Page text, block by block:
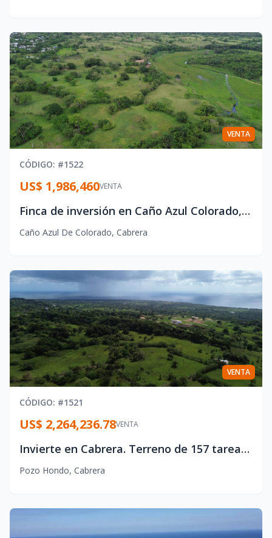
VENTA
CÓDIGO: #1522
VENTA
US$ 1,986,460
Finca de inversión en Caño Azul Colorado, Cabrera
Caño Azul De Colorado, Cabrera
VENTA
CÓDIGO: #1521
VENTA
US$ 2,264,236.78
Invierte en Cabrera. Terreno de 157 tareas / 98,718 m² en Pozo Hondo, Loma Alta
Pozo Hondo, Cabrera